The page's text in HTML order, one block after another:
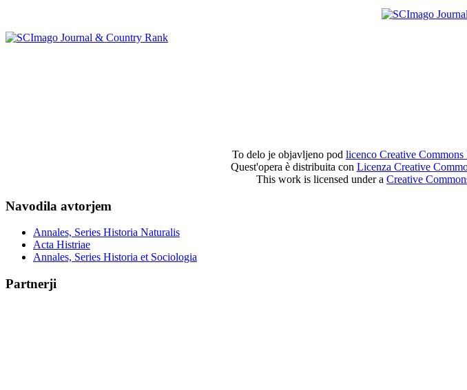
To delo je objavljeno pod licenco Creative
Quest'opera è distribuita con Licenza Creative
This work is licensed under a Creative
Navodila avtorjem
Annales, Series Historia Naturalis
Acta Histriae
Annales, Series Historia et Sociologia
Partnerji